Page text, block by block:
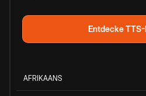
Entdecke
AFRIKAANS